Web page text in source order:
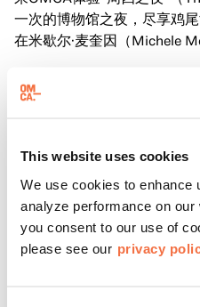
This website uses cookies
We use cookies to enhance
analyze performance on
you consent to our use of
please see our privacy
一次的博物馆之夜，尽享鸡
在米歇尔·麦奎因（Michele
探索那些在夜幕下焕发活力
主题对谈、现场绘画等丰